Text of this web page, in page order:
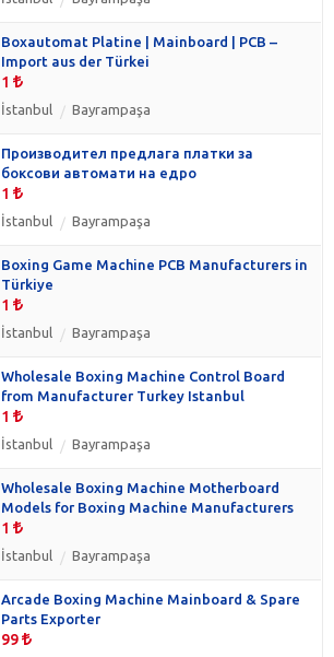
Boxautomat Platine | Mainboard | PCB –
Import aus der Türkei
1
İstanbul Bayrampaşa
Производител предлага платки за
боксови автомати на едро
1
İstanbul Bayrampaşa
Boxing Game Machine PCB Manufacturers in
Türkiye
1
İstanbul Bayrampaşa
Wholesale Boxing Machine Control Board
from Manufacturer Turkey Istanbul
1
İstanbul Bayrampaşa
Wholesale Boxing Machine Motherboard
Models for Boxing Machine Manufacturers
1
İstanbul Bayrampaşa
Arcade Boxing Machine Mainboard & Spare
Parts Exporter
99